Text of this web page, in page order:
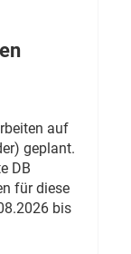
auf
geplant.
DB
für diese
bis